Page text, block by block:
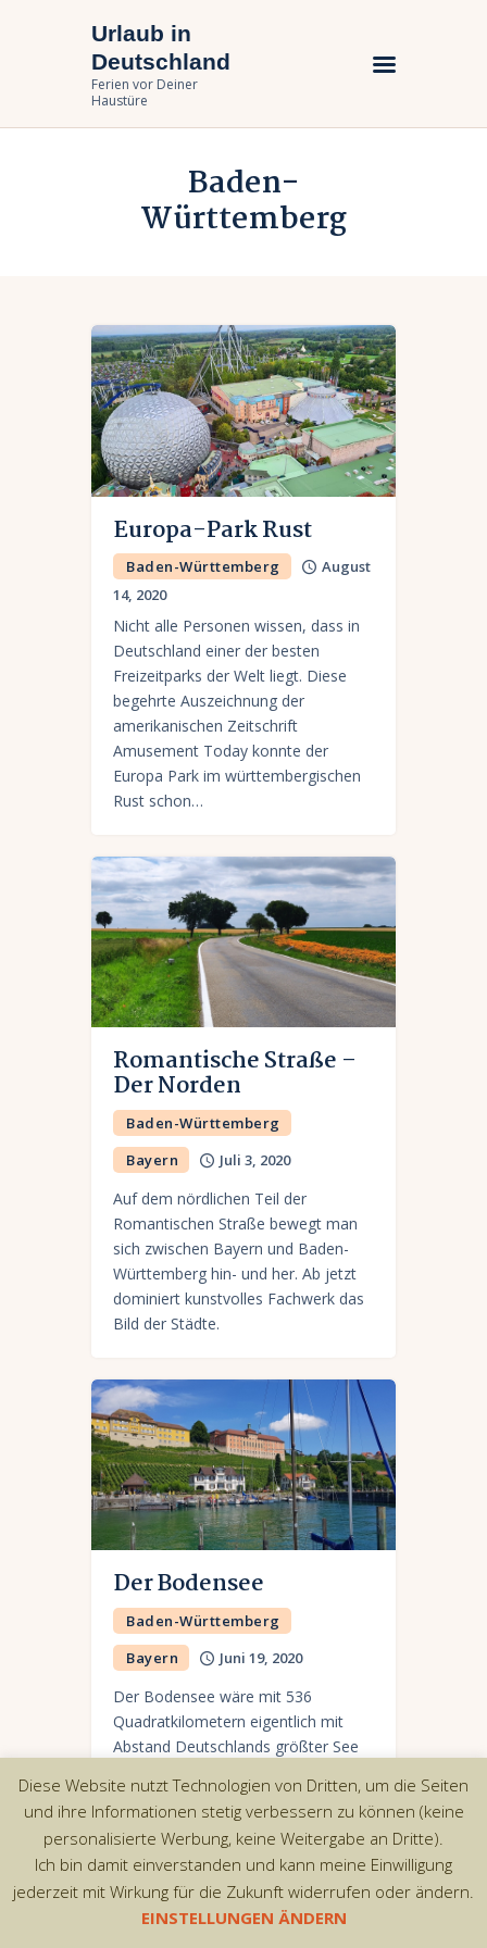
Urlaub in
Deutschland
Ferien vor Deiner
Haustüre
Baden-
Württemberg
Urlaub in Deutschland
Ferien vor Deiner Haustüre
Urlaub zuhause
Bundesländer
Urlaubsarten
Europa-Park Rust
Baden-Württemberg
August
14, 2020
Nicht alle Personen wissen, dass in
Deutschland einer der besten
Freizeitparks der Welt liegt. Diese
begehrte Auszeichnung der
amerikanischen Zeitschrift
Amusement Today konnte der
Europa Park im württembergischen
Rust schon…
Romantische Straße –
Der Norden
Baden-Württemberg
Bayern
Juli 3, 2020
Auf dem nördlichen Teil der
Romantischen Straße bewegt man
sich zwischen Bayern und Baden-
Württemberg hin- und her. Ab jetzt
dominiert kunstvolles Fachwerk das
Bild der Städte.
Der Bodensee
Baden-Württemberg
Bayern
Juni 19, 2020
Der Bodensee wäre mit 536
Quadratkilometern eigentlich mit
Abstand Deutschlands größter See
Nachbarländern Österreich und
Schweiz. Seine besondere Lage am
Dreiländereck ist aber…
Diese Website nutzt Technologien von Dritten, um die Seiten
und ihre Informationen stetig verbessern zu können (keine
personalisierte Werbung, keine Weitergabe an Dritte).
Ich bin damit einverstanden und kann meine Einwilligung
jederzeit mit Wirkung für die Zukunft widerrufen oder ändern.
EINSTELLUNGEN ÄNDERN